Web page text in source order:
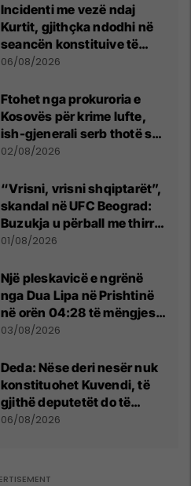
Incidenti me vezë ndaj
Kurtit, gjithçka ndodhi në
seancën konstituive të
Kuvendit
06/08/2026
Ftohet nga prokuroria e
Kosovës për krime lufte,
ish-gjenerali serb thotë se
dikush e tradhtoi në
02/08/2026
“Vrisni, vrisni shqiptarët”,
skandal në UFC Beograd:
Buzukja u përball me thirrje
anti-shqiptare nga
01/08/2026
Një pleskavicë e ngrënë
nga Dua Lipa në Prishtinë
në orën 04:28 të mëngjesit
- dhe bota digjitale serbe
03/08/2026
Deda: Nëse deri nesër nuk
konstituohet Kuvendi, të
gjithë deputetët do të
bëjnë shkelje të rëndë
06/08/2026